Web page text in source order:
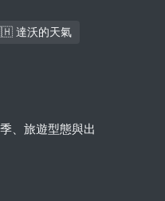
達沃的天氣
、旅遊型態與出